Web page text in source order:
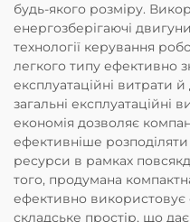
будь-якого розміру.
енергозберігаючі
технології керування
легкого типу ефективно
експлуатаційні витрати
загальні експлуатаційні
економія дозволяє
ефективніше розподіляти
ресурси в рамках
того, продумана
ефективно
складське простір, що